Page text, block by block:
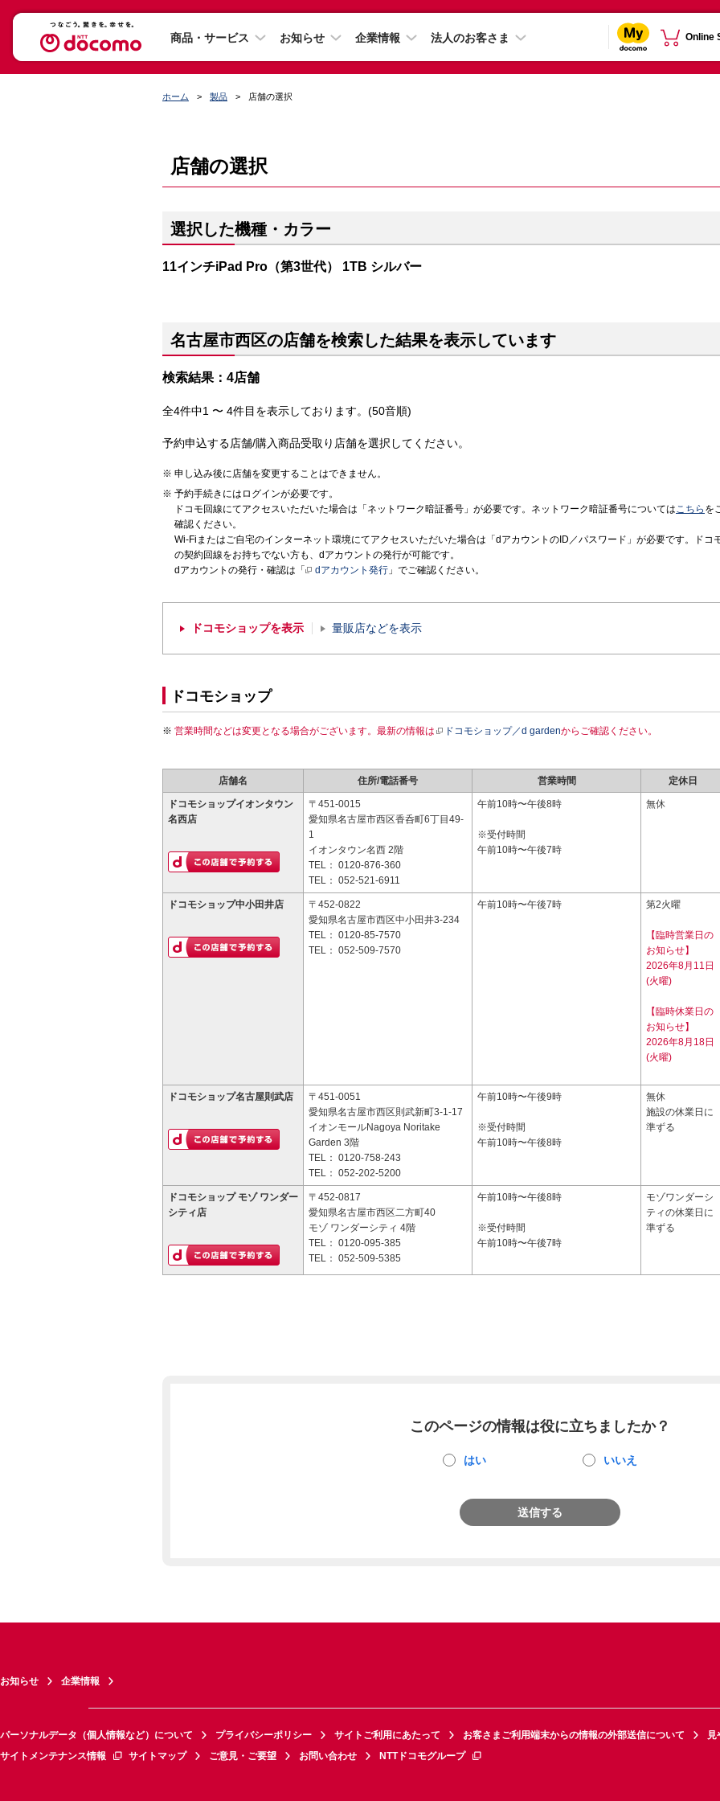
商品・サービス お知らせ 企業情報 法人のお客さま Online
ホーム 製品 店舗の選択
店舗の選択
選択した機種・カラー
11インチiPad Pro（第3世代） 1TB シルバー
名古屋市西区の店舗を検索した結果を表示しています
検索結果：4店舗
全4件中1 〜 4件目を表示しております。(50音順)
予約申込する店舗/購入商品受取り店舗を選択してください。
申し込み後に店舗を変更することはできません。
予約手続きにはログインが必要です。
ドコモ回線にてアクセスいただいた場合は「ネットワーク暗証番号」が必要です。ネットワーク暗証番号についてはこちら を
確認ください。
Wi-Fiまたはご自宅のインターネット環境にてアクセスいただいた場合は「dアカウントのID／パスワード」が必要です。ドコ
の契約回線をお持ちでない方も、dアカウントの発行が可能です。
dアカウントの発行・確認は「
dアカウント発行 」でご確認ください。
ドコモショップを表示 量販店などを表示
ドコモショップ
営業時間などは変更となる場合がございます。最新の情報は ドコモショップ／d gardenからご確認ください。
店舗名 住所/電話番号 営業時間 定休日
ドコモショップイオンタウン
名西店
〒451-0015
愛知県名古屋市西区香呑町6丁目49-
1
イオンタウン名西 2階
TEL： 0120-876-360
TEL： 052-521-6911
午前10時〜午後8時
※受付時間
午前10時〜午後7時
無休
ドコモショップ中小田井店
〒452-0822
愛知県名古屋市西区中小田井3-234
TEL： 0120-85-7570
TEL： 052-509-7570
午前10時〜午後7時 第2火曜
【臨時営業日の
お知らせ】
2026年8月11日
(火曜)
【臨時休業日の
お知らせ】
2026年8月18日
(火曜)
ドコモショップ名古屋則武店
〒451-0051
愛知県名古屋市西区則武新町3-1-17
イオンモールNagoya Noritake
Garden 3階
TEL： 0120-758-243
TEL： 052-202-5200
午前10時〜午後9時
※受付時間
午前10時〜午後8時
無休
施設の休業日に
準ずる
ドコモショップ モゾ ワンダー
シティ店
〒452-0817
愛知県名古屋市西区二方町40
モゾ ワンダーシティ 4階
TEL： 0120-095-385
TEL： 052-509-5385
午前10時〜午後8時
※受付時間
午前10時〜午後7時
モゾワンダーシ
ティの休業日に
準ずる
このページの情報は役に立ちましたか？
はい いいえ
送信する
お知らせ 企業情報
パーソナルデータ（個人情報など）について プライバシーポリシー サイトご利用にあたって お客さまご利用端末からの情報の外部送信について
見
サイトメンテナンス情報
サイトマップ ご意見・ご要望 お問い合わせ NTTドコモグループ